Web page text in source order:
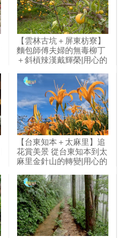
【雲林古坑＋屏東枋寮】
麵包師傅夫婦的無毒柳丁
＋斜槓辣漢戴輝榮|用心的
【台東知本＋太麻里】追
花賞美景 從台東知本到太
麻里金針山的轉變|用心的